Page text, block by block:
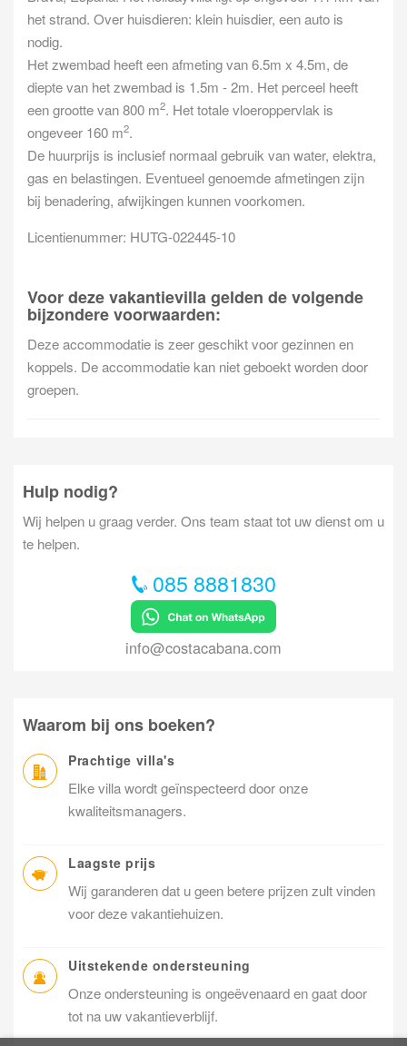
het strand. Over huisdieren: klein huisdier, een auto is
nodig.
Het zwembad heeft een afmeting van 6.5m x 4.5m, de
diepte van het zwembad is 1.5m - 2m. Het perceel heeft
een grootte van 800 m2. Het totale vloeroppervlak is
ongeveer 160 m2.
De huurprijs is inclusief normaal gebruik van water, elektra,
gas en belastingen. Eventueel genoemde afmetingen zijn
bij benadering, afwijkingen kunnen voorkomen.
Licentienummer: HUTG-022445-10
Voor deze vakantievilla gelden de volgende
bijzondere voorwaarden:
Deze accommodatie is zeer geschikt voor gezinnen en
koppels. De accommodatie kan niet geboekt worden door
groepen.
Hulp nodig?
Wij helpen u graag verder. Ons team staat tot uw dienst om u
te helpen.
085 8881830
info@costacabana.com
Waarom bij ons boeken?
Prachtige villa's
Elke villa wordt geïnspecteerd door onze
kwaliteitsmanagers.
Laagste prijs
Wij garanderen dat u geen betere prijzen zult vinden
voor deze vakantiehuizen.
Uitstekende ondersteuning
Onze ondersteuning is ongeëvenaard en gaat door
tot na uw vakantieverblijf.